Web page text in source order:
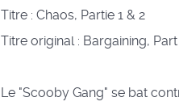
Titre : Chaos, Partie 1 & 2
Titre original : Bargaining, Part
Le "Scooby Gang" se bat